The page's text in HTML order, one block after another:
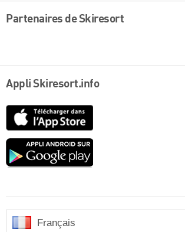
Partenaires de Skiresort
Appli Skiresort.info
Google
Français